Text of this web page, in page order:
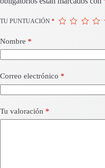
TU PUNTUACIÓN *
Nombre *
Correo electrónico *
Tu valoración *